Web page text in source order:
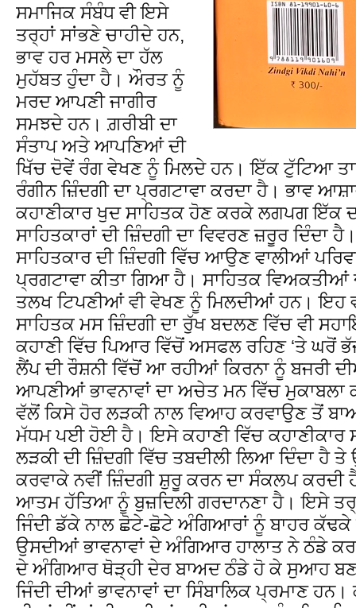
ਸਮਾਜਿਕ ਸੰਬੰਧ ਵੀ ਇਸੇ
ਤਰ੍ਹਾਂ ਸਾਂਭਣੇ ਚਾਹੀਦੇ ਹਨ,
ਭਾਵ ਹਰ ਮਸਲੇ ਦਾ ਹੱਲ
ਮੁਹੱਬਤ ਹੁੰਦਾ ਹੈ। ਔਰਤ ਨੂੰ
ਮਰਦ ਆਪਣੀ ਜਾਗੀਰ
ਸਮਝਦੇ ਹਨ। ਗ਼ਰੀਬੀ ਦਾ
ਸੰਤਾਪ ਅਤੇ ਆਪਣਿਆਂ ਦੀ
ਖਿੱਚ ਦੋਵੇਂ ਰੰਗ ਵੇਖਣ ਨੂੰ ਮਿਲਦੇ ਹਨ। ਇੱਕ ਟੁੱਟਿਆ
ਰੰਗੀਨ ਜ਼ਿੰਦਗੀ ਦਾ ਪ੍ਰਗਟਾਵਾ ਕਰਦਾ ਹੈ। ਭਾਵ
ਕਹਾਣੀਕਾਰ ਖੁਦ ਸਾਹਿਤਕ ਹੋਣ ਕਰਕੇ ਲਗਪਗ ਇੱਕ
ਸਾਹਿਤਕਾਰਾਂ ਦੀ ਜ਼ਿੰਦਗੀ ਦਾ ਵਿਵਰਣ ਜ਼ਰੂਰ ਦਿੰਦਾ
ਸਾਹਿਤਕਾਰ ਦੀ ਜ਼ਿੰਦਗੀ ਵਿੱਚ ਆਉਣ ਵਾਲੀਆਂ
ਪ੍ਰਗਟਾਵਾ ਕੀਤਾ ਗਿਆ ਹੈ। ਸਾਹਿਤਕ
ਤਲਖ ਟਿਪਣੀਆਂ ਵੀ ਵੇਖਣ ਨੂੰ ਮਿਲਦੀਆਂ ਹਨ। ਇਹ
ਸਾਹਿਤਕ ਮਸ ਜ਼ਿੰਦਗੀ ਦਾ ਰੁੱਖ ਬਦਲਣ ਵਿੱਚ ਵੀ
ਕਹਾਣੀ ਵਿੱਚ ਪਿਆਰ ਵਿੱਚੋਂ ਅਸਫਲ ਰਹਿਣ ‘ਤੇ ਘਰੋਂ
ਲੈਂਪ ਦੀ ਰੌਸ਼ਨੀ ਵਿੱਚੋਂ ਆ ਰਹੀਆਂ ਕਿਰਨਾ ਨੂੰ ਬਜਰੀ
ਆਪਣੀਆਂ ਭਾਵਨਾਵਾਂ ਦਾ ਅਚੇਤ ਮਨ ਵਿੱਚ ਮੁਕਾਬਲਾ
ਵੱਲੋਂ ਕਿਸੇ ਹੋਰ ਲੜਕੀ ਨਾਲ ਵਿਆਹ ਕਰਵਾਉਣ ਤੋਂ
ਮੱਧਮ ਪਈ ਹੋਈ ਹੈ। ਇਸੇ ਕਹਾਣੀ ਵਿੱਚ ਕਹਾਣੀਕਾਰ
ਲੜਕੀ ਦੀ ਜ਼ਿੰਦਗੀ ਵਿੱਚ ਤਬਦੀਲੀ ਲਿਆ ਦਿੰਦਾ ਹੈ
ਕਰਵਾਕੇ ਨਵੀਂ ਜ਼ਿੰਦਗੀ ਸ਼ੁਰੂ ਕਰਨ ਦਾ ਸੰਕਲਪ ਕਰਦੀ
ਆਤਮ ਹੱਤਿਆ ਨੂੰ ਬੁਜ਼ਦਿਲੀ ਗਰਦਾਨਣਾ ਹੈ। ਇਸੇ
ਜਿੰਦੀ ਡੱਕੇ ਨਾਲ ਛੋਟੇ-ਛੋਟੇ ਅੰਗਿਆਰਾਂ ਨੂੰ ਬਾਹਰ ਕੱਢਕੇ
ਉਸਦੀਆਂ ਭਾਵਨਾਵਾਂ ਦੇ ਅੰਗਿਆਰ ਹਾਲਾਤ ਨੇ ਠੰਡੇ
ਦੇ ਅੰਗਿਆਰ ਥੋੜ੍ਹੀ ਦੇਰ ਬਾਅਦ ਠੰਡੇ ਹੋ ਕੇ ਸੁਆਹ
ਜਿੰਦੀ ਦੀਆਂ ਭਾਵਨਾਵਾਂ ਦਾ ਸਿੰਬਾਲਿਕ ਪ੍ਰਮਾਣ